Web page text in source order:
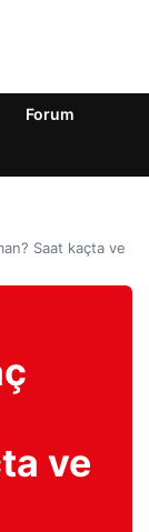
Forum
Saat kaçta ve
ve